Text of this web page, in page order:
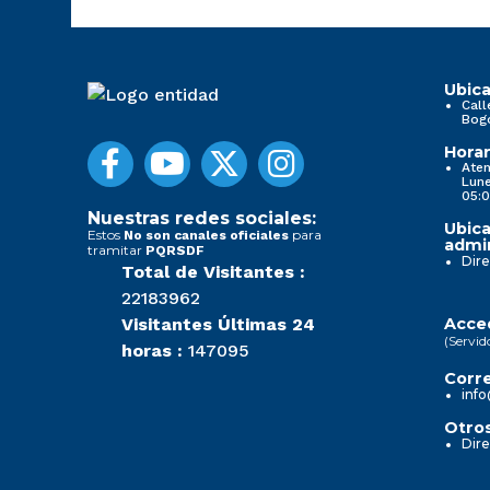
Nuestras redes sociales:
Estos No son canales oficiales para
tramitar PQRSDF
Total de Visitantes :
22183962
Visitantes Últimas 24
horas : 147095